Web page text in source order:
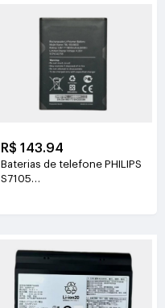
R$ 143.94
Baterias de telefone PHILIPS
S7105